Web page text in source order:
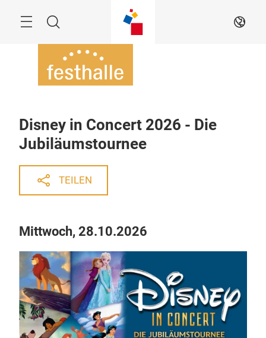
Suche DE
Disney in Concert 2026 - Die
Jubiläumstournee
TEILEN
Mittwoch, 28.10.2026